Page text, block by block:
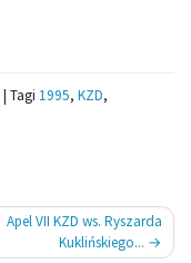
| Tagi 1995, KZD,
Apel VII KZD ws. Ryszarda
Kuklińskiego...